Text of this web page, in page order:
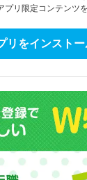
プリ限定コンテンツ
リをインスト